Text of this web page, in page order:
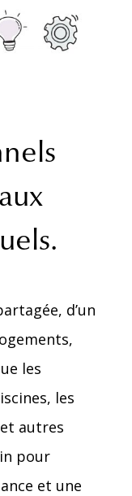
d’un
les
les
autres
pour
et une